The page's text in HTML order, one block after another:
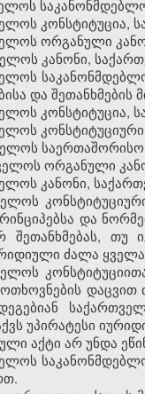
საკანონმდებლო
კონსტიტუცია,
ორგანული
კანონი,
და შეთანხმების
კონსტიტუცია,
კონსტიტუციური
ორგანული
კანონი,
და
შეთანხმებას, თუ
ძალა
დაცვით
უპირატესი
აქტი არ უნდა